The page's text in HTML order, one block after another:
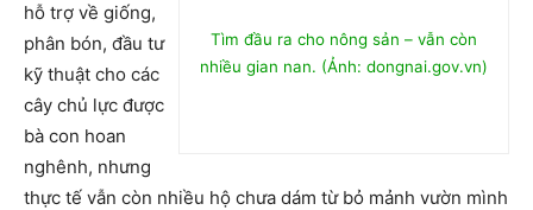
Tìm đầu ra cho nông sản – vẫn còn
nhiều gian nan. (Ảnh: dongnai.gov.vn)
hỗ trợ về giống,
phân bón, đầu tư
kỹ thuật cho các
cây chủ lực được
bà con hoan
nghênh, nhưng
thực tế vẫn còn nhiều hộ chưa dám từ bỏ mảnh vườn mình